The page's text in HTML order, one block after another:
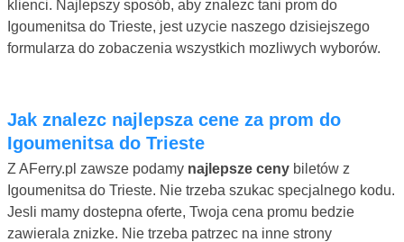
klienci. Najlepszy sposób, aby znalezc tani prom do
Igoumenitsa do Trieste, jest uzycie naszego dzisiejszego
formularza do zobaczenia wszystkich mozliwych wyborów.
Jak znalezc najlepsza cene za prom do
Igoumenitsa do Trieste
Z AFerry.pl zawsze podamy najlepsze ceny biletów z
Igoumenitsa do Trieste. Nie trzeba szukac specjalnego kodu.
Jesli mamy dostepna oferte, Twoja cena promu bedzie
zawierala znizke. Nie trzeba patrzec na inne strony